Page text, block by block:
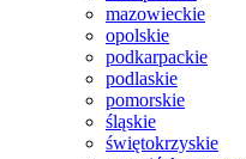
mazowieckie
opolskie
podkarpackie
podlaskie
pomorskie
śląskie
świętokrzyskie